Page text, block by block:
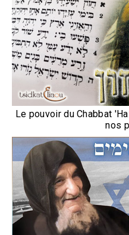
Le pouvoir du Chabbat
nos